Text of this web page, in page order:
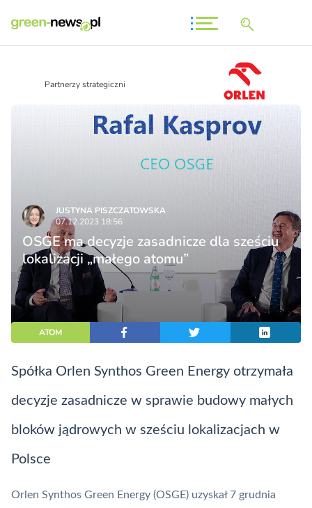
Partnerzy strategiczni
JUSTYNA PISZCZATOWSKA
07.12.2023 18:56
OSGE ma decyzje zasadnicze dla sześciu
lokalizacji „małego atomu”
ATOM
Spółka Orlen Synthos Green Energy otrzymała
decyzje zasadnicze w sprawie budowy małych
bloków jądrowych w sześciu lokalizacjach w
Polsce
Orlen Synthos Green Energy (OSGE) uzyskał 7 grudnia